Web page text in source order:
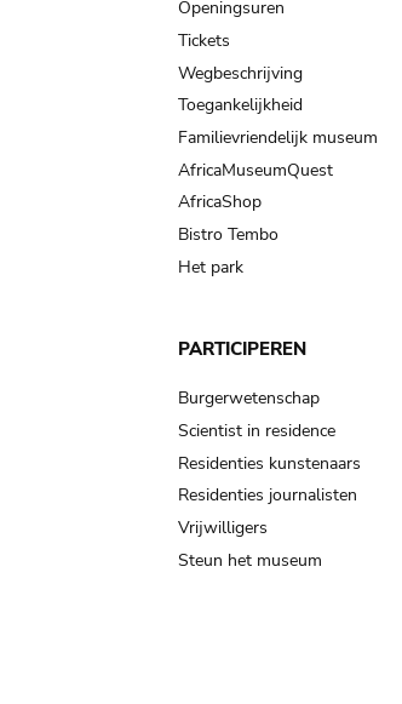
navigation
Openingsuren
Tickets
Wegbeschrijving
Toegankelijkheid
Familievriendelijk museum
AfricaMuseumQuest
AfricaShop
Bistro Tembo
Het park
PARTICIPEREN
Burgerwetenschap
Scientist in residence
Residenties kunstenaars
Residenties journalisten
Vrijwilligers
Steun het museum